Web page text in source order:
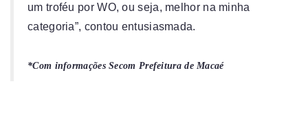
um troféu por WO, ou seja, melhor na minha
categoria”, contou entusiasmada.
*Com informações Secom Prefeitura de Macaé